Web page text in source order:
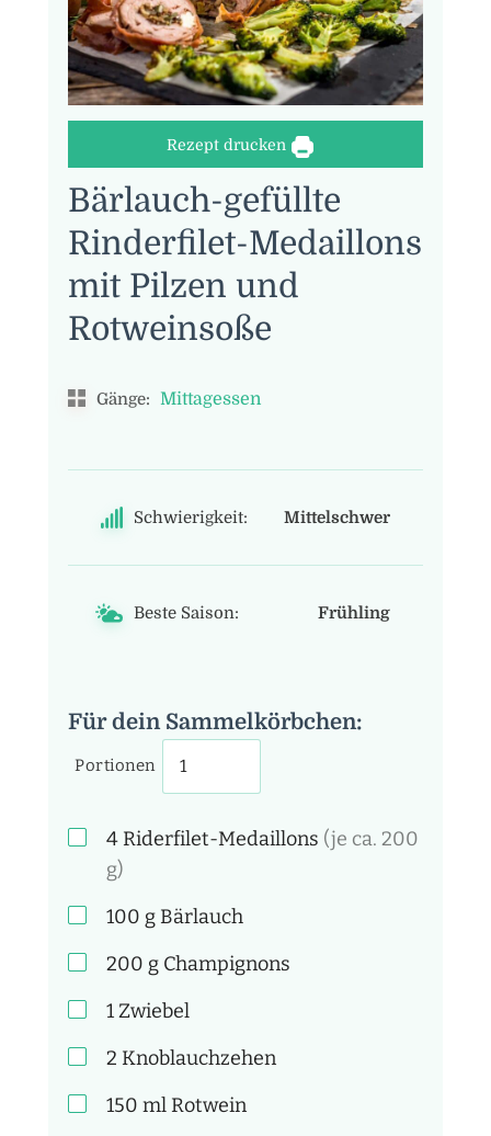
Rezept drucken
Bärlauch-gefüllte
Rinderfilet-Medaillons
mit Pilzen und
Rotweinsoße
Gänge: Mittagessen
Schwierigkeit: Mittelschwer
Beste Saison: Frühling
Für dein Sammelkörbchen:
Portionen
4 Riderfilet-Medaillons (je ca. 200
g)
100 g Bärlauch
200 g Champignons
1Zwiebel
2 Knoblauchzehen
150 ml Rotwein